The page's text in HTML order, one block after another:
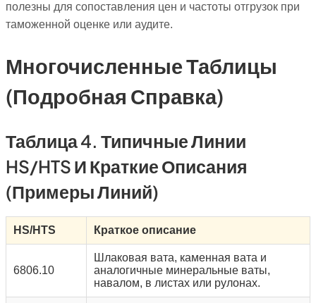
полезны для сопоставления цен и частоты отгрузок при
таможенной оценке или аудите.
Многочисленные Таблицы
(подробная Справка)
Таблица 4. Типичные Линии
HS/HTS И Краткие Описания
(примеры Линий)
HS/HTS Краткое описание
6806.10
Шлаковая вата, каменная вата и
аналогичные минеральные ваты,
навалом, в листах или рулонах.